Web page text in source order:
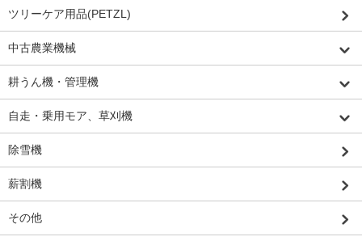
ツリーケア用品(PETZL)
中古農業機械
耕うん機・管理機
自走・乗用モア、草刈機
除雪機
薪割機
その他